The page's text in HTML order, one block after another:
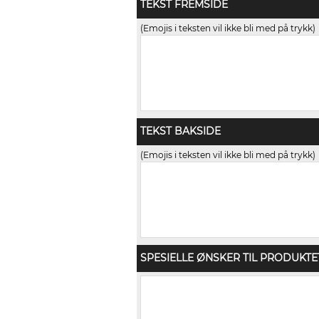
TEKST FREMSIDE
(Emojis i teksten vil ikke bli med på trykk)
TEKST BAKSIDE
(Emojis i teksten vil ikke bli med på trykk)
SPESIELLE ØNSKER TIL